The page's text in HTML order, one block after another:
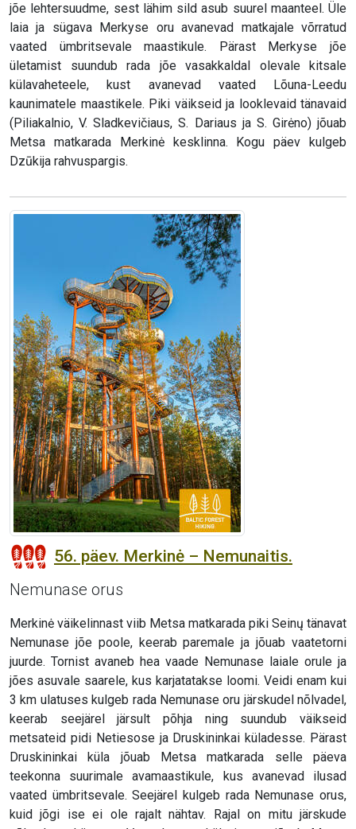
jõe lehtersuudme, sest lähim sild asub suurel maanteel. Üle
laia ja sügava Merkyse oru avanevad matkajale võrratud
vaated ümbritsevale maastikule. Pärast Merkyse jõe
ületamist suundub rada jõe vasakkaldal olevale kitsale
külavaheteele, kust avanevad vaated Lõuna-Leedu
kaunimatele maastikele. Piki väikseid ja looklevaid tänavaid
(Piliakalnio, V. Sladkevičiaus, S. Dariaus ja S. Girėno) jõuab
Metsa matkarada Merkinė kesklinna. Kogu päev kulgeb
Dzūkija rahvuspargis.
56. päev. Merkinė – Nemunaitis.
Nemunase orus
Merkinė väikelinnast viib Metsa matkarada piki Seinų tänavat
Nemunase jõe poole, keerab paremale ja jõuab vaatetorni
juurde. Tornist avaneb hea vaade Nemunase laiale orule ja
jões asuvale saarele, kus karjatatakse loomi. Veidi enam kui
3 km ulatuses kulgeb rada Nemunase oru järskudel nõlvadel,
keerab seejärel järsult põhja ning suundub väikseid
metsateid pidi Netiesose ja Druskininkai küladesse. Pärast
Druskininkai küla jõuab Metsa matkarada selle päeva
teekonna suurimale avamaastikule, kus avanevad ilusad
vaated ümbritsevale. Seejärel kulgeb rada Nemunase orus,
kuid jõgi ise ei ole rajalt nähtav. Rajal on mitu järskude